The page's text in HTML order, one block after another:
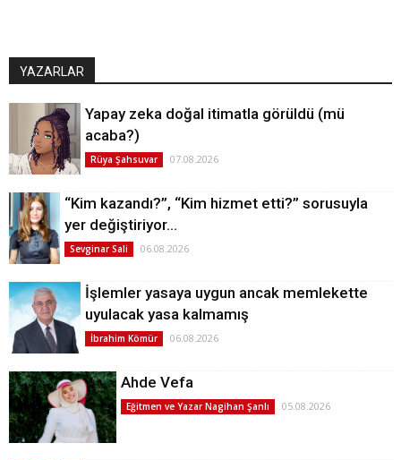
YAZARLAR
Yapay zeka doğal itimatla görüldü (mü
acaba?)
Rüya Şahsuvar 07.08.2026
“Kim kazandı?”, “Kim hizmet etti?” sorusuyla
yer değiştiriyor…
Sevginar Sali 06.08.2026
İşlemler yasaya uygun ancak memlekette
uyulacak yasa kalmamış
İbrahim Kömür 06.08.2026
Ahde Vefa
Eğitmen ve Yazar Nagihan Şanlı 05.08.2026